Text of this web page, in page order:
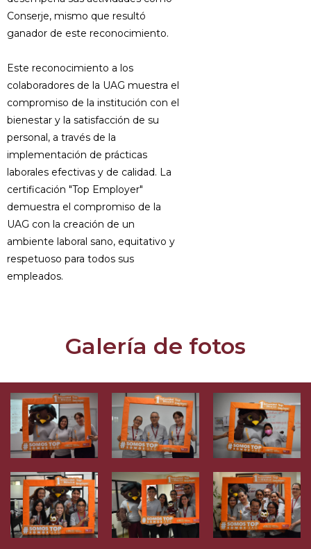
Conserje, mismo que resultó
ganador de este reconocimiento.
Este reconocimiento a los
colaboradores de la UAG muestra el
compromiso de la institución con el
bienestar y la satisfacción de su
personal, a través de la
implementación de prácticas
laborales efectivas y de calidad. La
certificación "Top Employer"
demuestra el compromiso de la
UAG con la creación de un
ambiente laboral sano, equitativo y
respetuoso para todos sus
empleados.
Galería de fotos